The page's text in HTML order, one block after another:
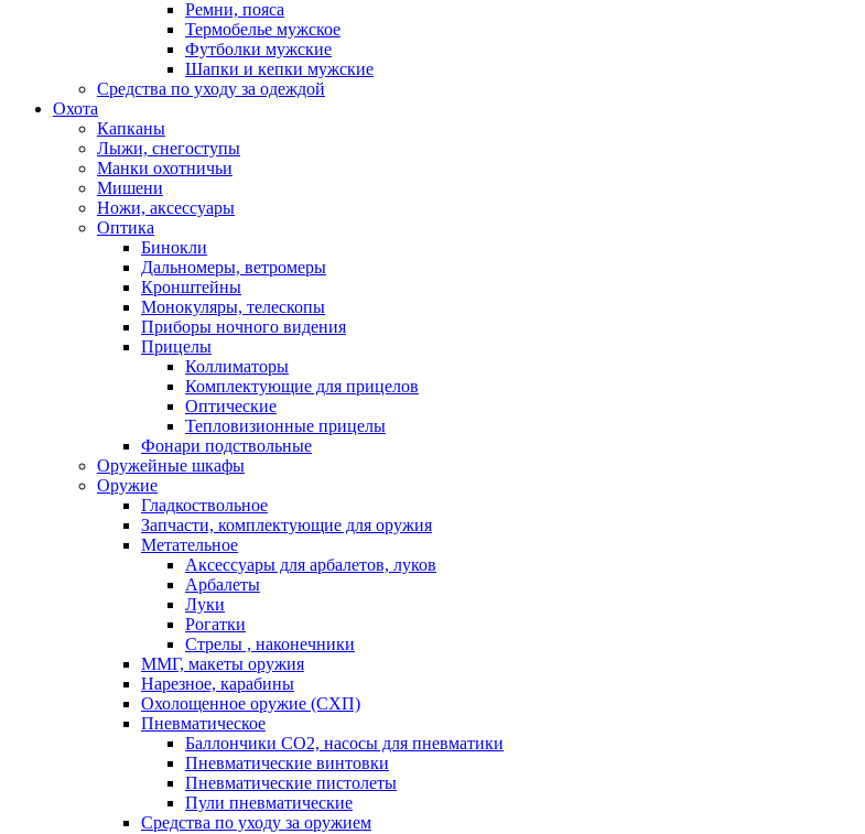
Ремни, пояса
Термобелье мужское
Футболки мужские
Шапки и кепки мужские
Средства по уходу за одеждой
Охота
Капканы
Лыжи, снегоступы
Манки охотничьи
Мишени
Ножи, аксессуары
Оптика
Бинокли
Дальномеры, ветромеры
Кронштейны
Монокуляры, телескопы
Приборы ночного видения
Прицелы
Коллиматоры
Комплектующие для прицелов
Оптические
Тепловизионные прицелы
Фонари подствольные
Оружейные шкафы
Оружие
Гладкоствольное
Запчасти, комплектующие для оружия
Метательное
Аксессуары для арбалетов, луков
Арбалеты
Луки
Рогатки
Стрелы , наконечники
ММГ, макеты оружия
Нарезное, карабины
Охолощенное оружие (СХП)
Пневматическое
Баллончики СО2, насосы для пневматики
Пневматические винтовки
Пневматические пистолеты
Пули пневматические
Средства по уходу за оружием